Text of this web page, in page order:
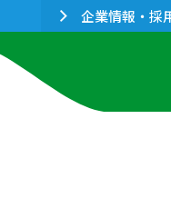
企業情報・採